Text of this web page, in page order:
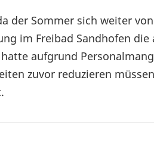
der Sommer sich weiter
im Freibad Sandhofen die
aufgrund
zuvor reduzieren